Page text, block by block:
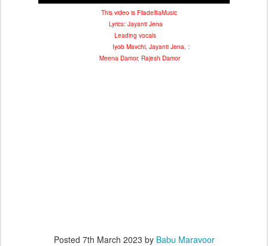
This video is FiladelfiaMusic
Lyrics: Jayanti Jena
Leading vocals
Iyob Mavchi, Jayanti Jena, :
Meena Damor, Rajesh Damor
Posted 7th March 2023 by Babu Maravoor